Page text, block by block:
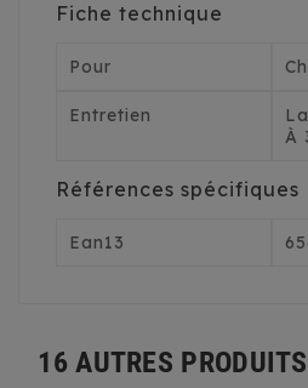
Fiche technique
Pour
Entretien
À
Références spécifiques
Ean13
16 AUTRES